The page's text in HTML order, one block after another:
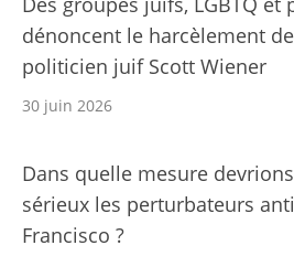
dénoncent le harcèlement
politicien juif Scott Wiener
30 juin 2026
Dans quelle mesure
sérieux les perturbateurs
Francisco ?